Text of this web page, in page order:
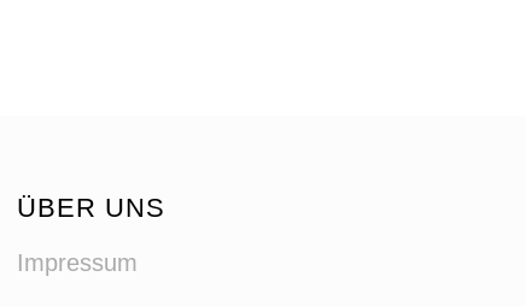
ÜBER UNS
Impressum